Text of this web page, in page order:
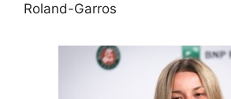
Roland-Garros